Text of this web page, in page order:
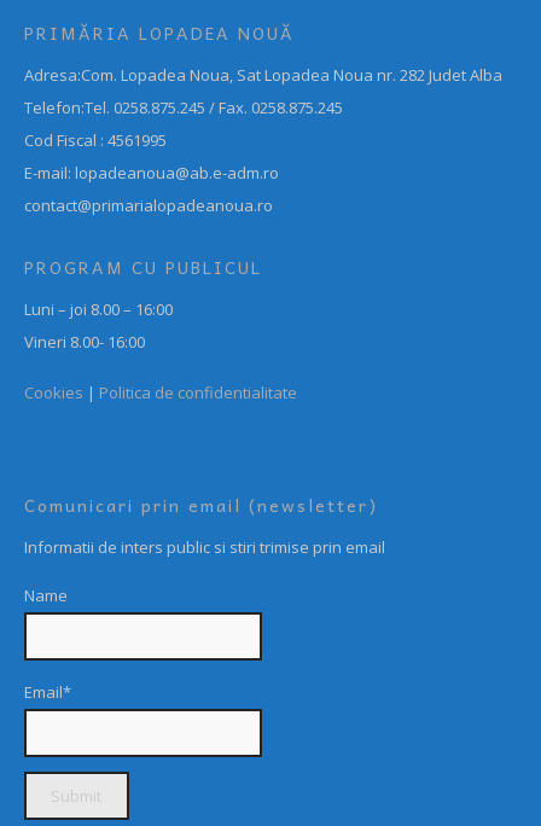
PRIMĂRIA LOPADEA NOUĂ
Adresa:Com. Lopadea Noua, Sat Lopadea Noua nr. 282 Judet Alba
Telefon:Tel. 0258.875.245 / Fax. 0258.875.245
Cod Fiscal : 4561995
E-mail: lopadeanoua@ab.e-adm.ro
contact@primarialopadeanoua.ro
PROGRAM CU PUBLICUL
Luni – joi 8.00 – 16:00
Vineri 8.00- 16:00
Cookies | Politica de confidentialitate
Comunicari prin email (newsletter)
Informatii de inters public si stiri trimise prin email
Name
Email*